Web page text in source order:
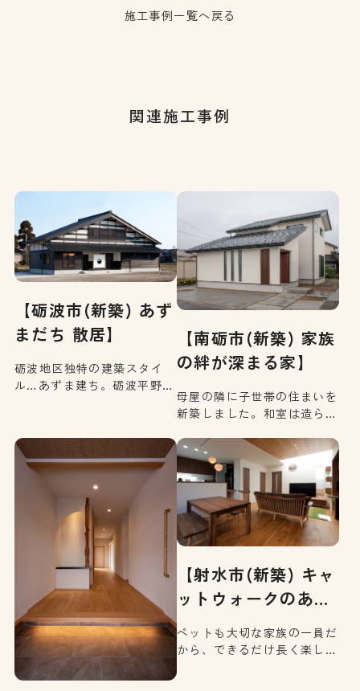
施工事例一覧へ戻る
関連施工事例
【砺波市(新築) あず
まだち 散居】
砺波地区独特の建築スタイ
ル…あずま建ち。砺波平野に
ンジを加えました。丸太を見
せたLDKに、施主様手作りの
家具＆カウンター、なんとも
味わい深い雰囲気を醸し出し
【南砺市(新築) 家族
の絆が深まる家】
母屋の隣に子世帯の住まいを
新築しました。和室は造ら
ける事で、動きのムダを省
き、効率的な動線を実現しま
した。さらに、機能面の充実
を図る事で暮らしやすいお住
まいに仕上がりました。
【射水市(新築) キャ
ットウォークのあ
る…
ペットも大切な家族の一員だ
から、できるだけ長く楽しく